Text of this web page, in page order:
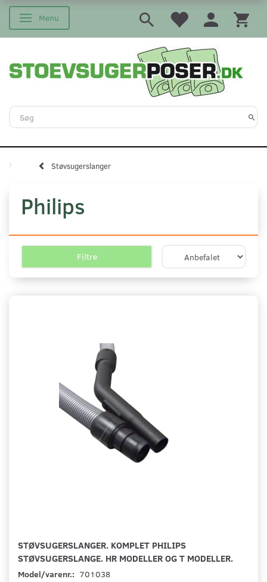
Skifte navigation
Menu
Støvsugerslanger
Philips
Filtre
STØVSUGERSLANGER. KOMPLET PHILIPS
STØVSUGERSLANGE. HR MODELLER OG T MODELLER.
Model/varenr.: 701038